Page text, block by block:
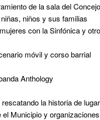
de la sala del
niños y sus familias
con la Sinfónica y
móvil y corso barrial
Anthology
la historia de
Municipio y